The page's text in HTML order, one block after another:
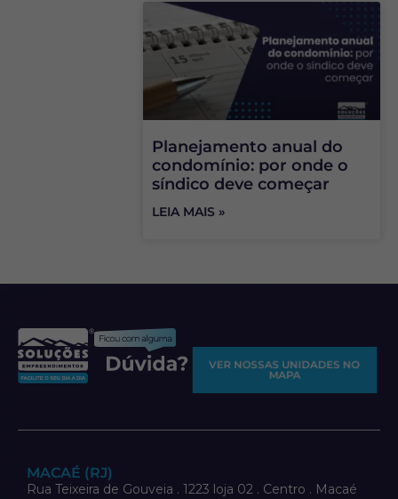
Planejamento anual do
condomínio: por onde o
síndico deve começar
LEIA MAIS »
VER NOSSAS UNIDADES NO
MAPA
MACAÉ (RJ)
Rua Teixeira de Gouveia . 1223 loja 02 . Centro . Macaé